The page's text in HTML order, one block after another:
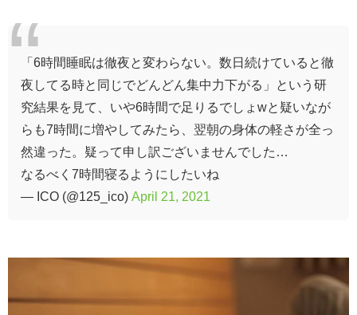
「6時間睡眠は徹夜と変わらない。数日続けていると徹
夜してる時と同じでどんどん集中力下がる」という研
究結果を見て、いや6時間で足りるでしょwと疑いなが
らも7時間に増やしてみたら、翌朝の身体の軽さが全っ
然違った。疑って申し訳ございませんでした…
なるべく7時間寝るようにしたいね
— ICO (@125_ico) April 21, 2021